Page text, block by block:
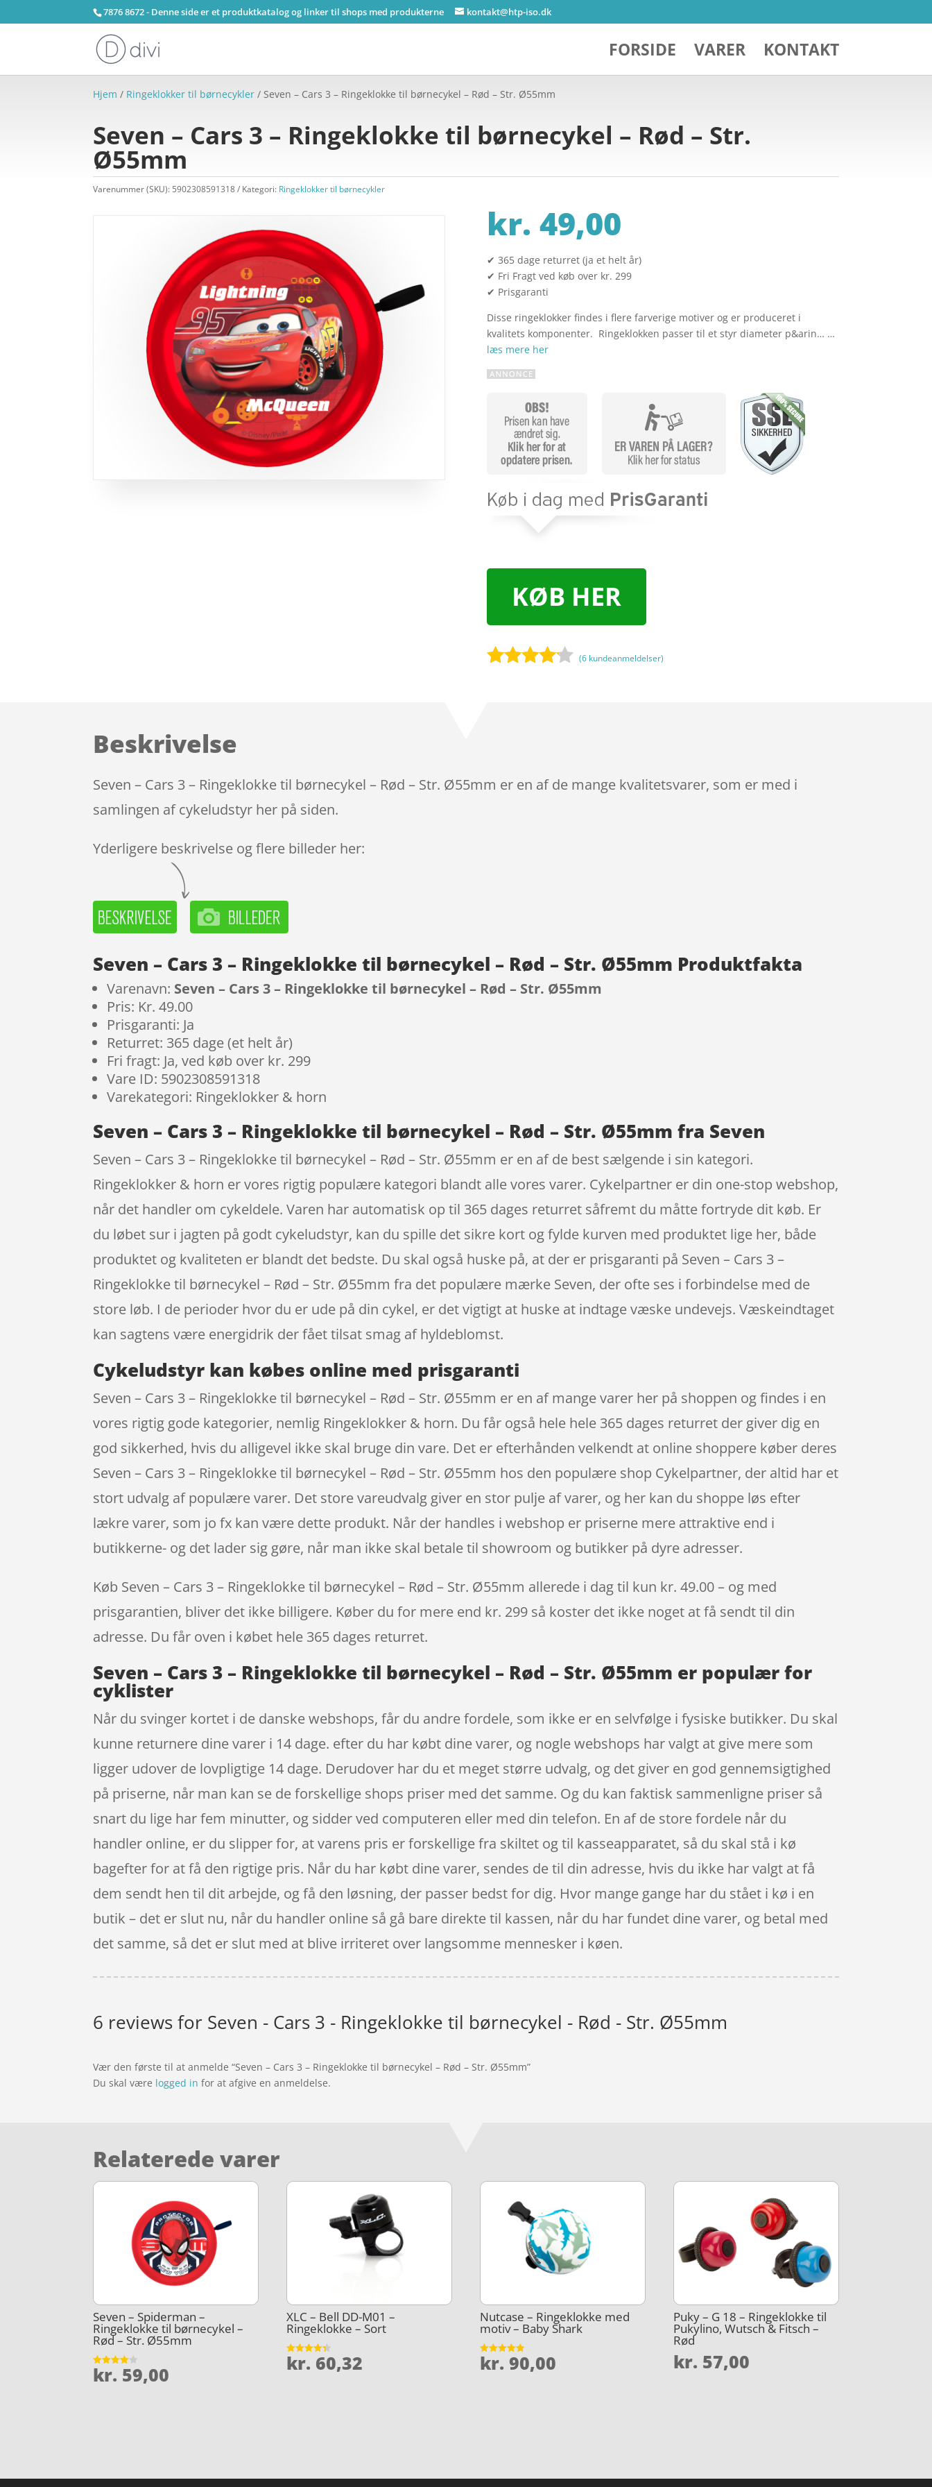
7876 8672 - Denne side er et produktkatalog og linker til shops med produkterne kontakt@htp-iso.dk
FORSIDE VARER KONTAKT
Hjem / Ringeklokker til børnecykler / Seven – Cars 3 – Ringeklokke til børnecykel – Rød – Str. Ø55mm
Seven – Cars 3 – Ringeklokke til børnecykel – Rød – Str.
Ø55mm
Varenummer (SKU): 5902308591318 Kategori: Ringeklokker til børnecykler
kr. 49,00
✔ 365 dage returret (ja et helt år)
✔ Fri Fragt ved køb over kr. 299
✔ Prisgaranti
Disse ringeklokker findes i flere farverige motiver og er produceret i
kvalitets komponenter. Ringeklokken passer til et styr diameter p&arin… …
læs mere her
KØB HER
ømmels
er
(6 kundeanmeldelser)
Beskrivelse
Seven – Cars 3 – Ringeklokke til børnecykel – Rød – Str. Ø55mm er en af de mange kvalitetsvarer, som er med i
samlingen af cykeludstyr her på siden.
Yderligere beskrivelse og flere billeder her:
Seven – Cars 3 – Ringeklokke til børnecykel – Rød – Str. Ø55mm Produktfakta
Varenavn: Seven – Cars 3 – Ringeklokke til børnecykel – Rød – Str. Ø55mm
Pris: Kr. 49.00
Prisgaranti: Ja
Returret: 365 dage (et helt år)
Fri fragt: Ja, ved køb over kr. 299
Vare ID: 5902308591318
Varekategori: Ringeklokker & horn
Seven – Cars 3 – Ringeklokke til børnecykel – Rød – Str. Ø55mm fra Seven
Seven – Cars 3 – Ringeklokke til børnecykel – Rød – Str. Ø55mm er en af de best sælgende i sin kategori.
Ringeklokker & horn er vores rigtig populære kategori blandt alle vores varer. Cykelpartner er din one-stop webshop,
når det handler om cykeldele. Varen har automatisk op til 365 dages returret såfremt du måtte fortryde dit køb. Er
du løbet sur i jagten på godt cykeludstyr, kan du spille det sikre kort og fylde kurven med produktet lige her, både
produktet og kvaliteten er blandt det bedste. Du skal også huske på, at der er prisgaranti på Seven – Cars 3 –
Ringeklokke til børnecykel – Rød – Str. Ø55mm fra det populære mærke Seven, der ofte ses i forbindelse med de
store løb. I de perioder hvor du er ude på din cykel, er det vigtigt at huske at indtage væske undevejs. Væskeindtaget
kan sagtens være energidrik der fået tilsat smag af hyldeblomst.
Cykeludstyr kan købes online med prisgaranti
Seven – Cars 3 – Ringeklokke til børnecykel – Rød – Str. Ø55mm er en af mange varer her på shoppen og findes i en
vores rigtig gode kategorier, nemlig Ringeklokker & horn. Du får også hele hele 365 dages returret der giver dig en
god sikkerhed, hvis du alligevel ikke skal bruge din vare. Det er efterhånden velkendt at online shoppere køber deres
Seven – Cars 3 – Ringeklokke til børnecykel – Rød – Str. Ø55mm hos den populære shop Cykelpartner, der altid har et
stort udvalg af populære varer. Det store vareudvalg giver en stor pulje af varer, og her kan du shoppe løs efter
lækre varer, som jo fx kan være dette produkt. Når der handles i webshop er priserne mere attraktive end i
butikkerne- og det lader sig gøre, når man ikke skal betale til showroom og butikker på dyre adresser.
Køb Seven – Cars 3 – Ringeklokke til børnecykel – Rød – Str. Ø55mm allerede i dag til kun kr. 49.00 – og med
prisgarantien, bliver det ikke billigere. Køber du for mere end kr. 299 så koster det ikke noget at få sendt til din
adresse. Du får oven i købet hele 365 dages returret.
Seven – Cars 3 – Ringeklokke til børnecykel – Rød – Str. Ø55mm er populær for
cyklister
Når du svinger kortet i de danske webshops, får du andre fordele, som ikke er en selvfølge i fysiske butikker. Du skal
kunne returnere dine varer i 14 dage. efter du har købt dine varer, og nogle webshops har valgt at give mere som
ligger udover de lovpligtige 14 dage. Derudover har du et meget større udvalg, og det giver en god gennemsigtighed
på priserne, når man kan se de forskellige shops priser med det samme. Og du kan faktisk sammenligne priser så
snart du lige har fem minutter, og sidder ved computeren eller med din telefon. En af de store fordele når du
handler online, er du slipper for, at varens pris er forskellige fra skiltet og til kasseapparatet, så du skal stå i kø
bagefter for at få den rigtige pris. Når du har købt dine varer, sendes de til din adresse, hvis du ikke har valgt at få
dem sendt hen til dit arbejde, og få den løsning, der passer bedst for dig. Hvor mange gange har du stået i kø i en
butik – det er slut nu, når du handler online så gå bare direkte til kassen, når du har fundet dine varer, og betal med
det samme, så det er slut med at blive irriteret over langsomme mennesker i køen.
6 reviews for Seven - Cars 3 - Ringeklokke til børnecykel - Rød - Str. Ø55mm
Vær den første til at anmelde “Seven – Cars 3 – Ringeklokke til børnecykel – Rød – Str. Ø55mm”
Du skal være logged in for at afgive en anmeldelse.
Relaterede varer
Seven – Spiderman –
Ringeklokke til børnecykel –
Rød – Str. Ø55mm
Vurderet
4
kr. 59,00
XLC – Bell DD-M01 –
Ringeklokke – Sort
Vurderet
4.3
kr. 60,32
Nutcase – Ringeklokke med
motiv – Baby Shark
Vurderet
4.8
kr. 90,00
Puky – G 18 – Ringeklokke til
Pukylino, Wutsch & Fitsch –
Rød
kr. 57,00